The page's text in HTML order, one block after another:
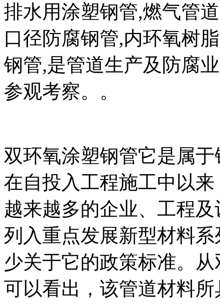
排水用涂塑钢管,燃气管
口径防腐钢管,内环氧树
钢管,是管道生产及防腐
参观考察。。
双环氧涂塑钢管它是属
在自投入工程施工中以
越来越多的企业、工程
列入重点发展新型材料
少关于它的政策标准。
可以看出，该管道材料